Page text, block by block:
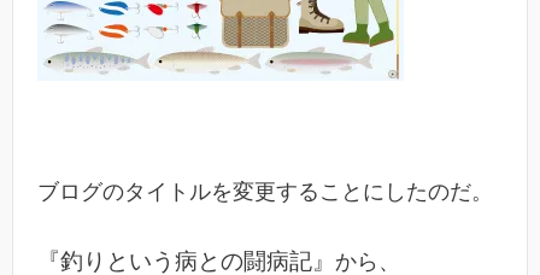
ブログのタイトルを変更することにしたのだ。
『釣りという病との闘病記』 から、